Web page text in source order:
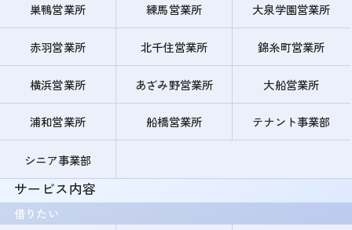
巣鴨営業所 練馬営業所 大泉学園営業所
赤羽営業所 北千住営業所 錦糸町営業所
横浜営業所 あざみ野営業所 大船営業所
浦和営業所 船橋営業所 テナント事業部
シニア事業部
サービス内容
借りたい